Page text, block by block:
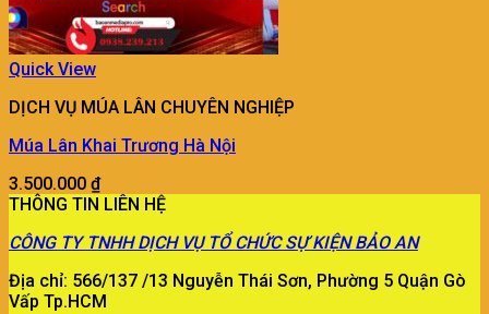
Quick View
DỊCH VỤ MÚA LÂN CHUYÊN NGHIỆP
Múa Lân Khai Trương Hà Nội
3.500.000 ₫
THÔNG TIN LIÊN HỆ
CÔNG TY TNHH DỊCH VỤ TỔ CHỨC SỰ KIỆN BẢO AN
Địa chỉ: 566/137 /13 Nguyễn Thái Sơn, Phường 5 Quận Gò
Vấp Tp.HCM